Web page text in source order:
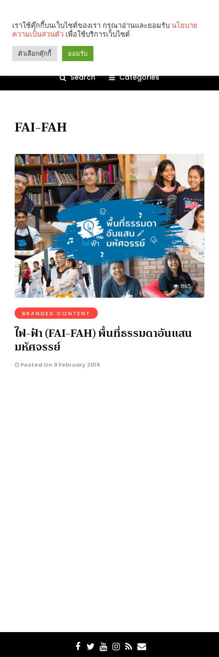
Search Categories
FAI-FAH
865
BRANDED CONTENT
ไฟ-ฟ้า (FAI-FAH) พื้นที่ธรรมดาอันแสน
มหัศจรรย์
Posted On 9 February 2019
เราใช้คุ๊กกี้บนเว็บไซต์ของเรา กรุณาอ่านและยอมรับ นโยบาย
ความเป็นส่วนตัว เพื่อใช้บริการเว็บไซต์
ตัวเลือกคุ๊กกี้ ยอมรับ